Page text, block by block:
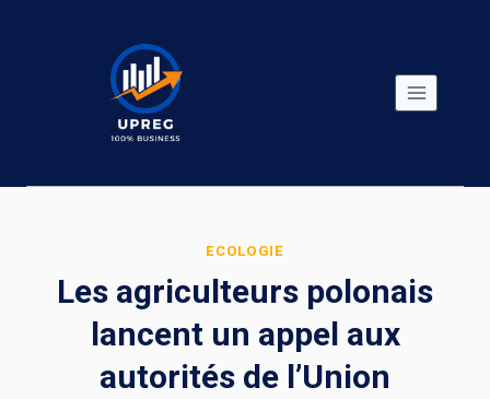
ECOLOGIE
Les agriculteurs polonais
lancent un appel aux
autorités de l’Union